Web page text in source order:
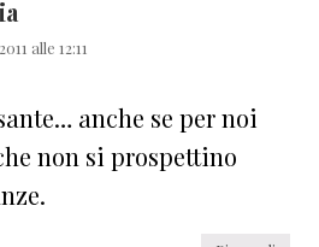
alle 12:11
anche se per noi
non si prospettino